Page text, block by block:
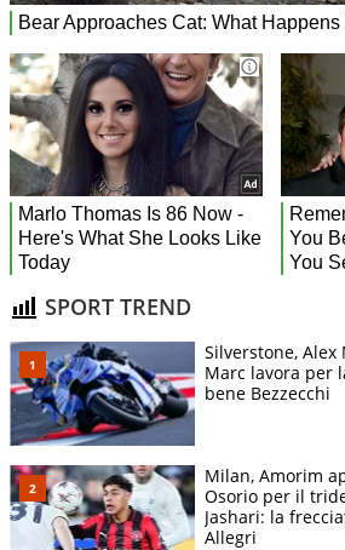
SPORT TREND
Silverstone, Alex
Marc lavora per
bene Bezzecchi
Milan, Amorim
Osorio per il
Jashari: la
Allegri